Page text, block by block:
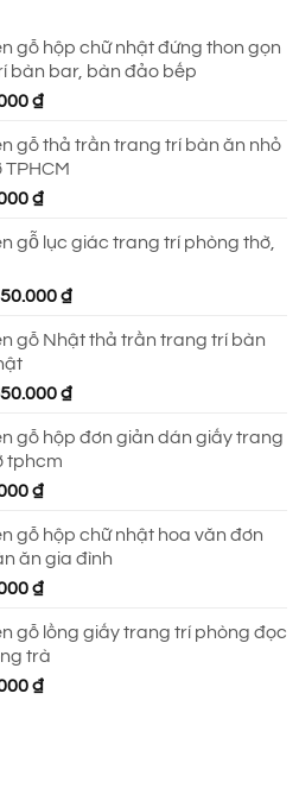
gỗ hộp chữ nhật đứng thon gọn
bàn bar, bàn đảo bếp
₫.
₫Giá
tại
là:
750.000 ₫.
gỗ thả trần trang trí bàn ăn nhỏ
₫Giá
tại
690.000 ₫.
gỗ lục giác trang trí phòng thờ,
₫.
₫Giá
tại
2.150.000 ₫.
gỗ Nhật thả trần trang trí bàn
₫.
₫Giá
tại
gỗ hộp đơn giản dán giấy trang
tphcm
₫.
₫Giá
tại
là:
590.000 ₫.
gỗ hộp chữ nhật hoa văn đơn
ăn gia đình
₫.
₫Giá
tại
là:
690.000 ₫.
gỗ lồng giấy trang trí phòng đọc
trà
₫Giá